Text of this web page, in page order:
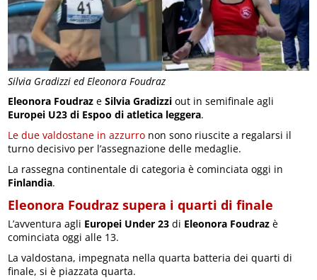
Silvia Gradizzi ed Eleonora Foudraz
Eleonora Foudraz eSilvia Gradizzi out in semifinale agli
Europei U23 di Espoo di atletica leggera.
Le due valdostane in azzurro non sono riuscite a regalarsi il
turno decisivo per l’assegnazione delle medaglie.
La rassegna continentale di categoria è cominciata oggi in
Finlandia.
Eleonora Foudraz supera i quarti di finale
L’avventura agli Europei Under 23 di Eleonora Foudraz è
cominciata oggi alle 13.
La valdostana, impegnata nella quarta batteria dei quarti di
finale, si è piazzata quarta.